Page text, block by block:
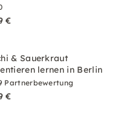
€
& Sauerkraut
lernen in Berlin
Partnerbewertung
€